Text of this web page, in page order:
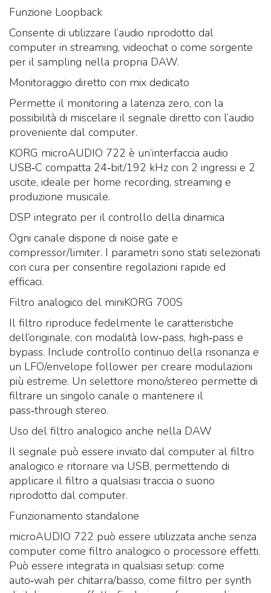
Funzione Loopback
Consente di utilizzare l’audio riprodotto dal
computer in streaming, videochat o come sorgente
per il sampling nella propria DAW.
Monitoraggio diretto con mix dedicato
Permette il monitoring a latenza zero, con la
possibilità di miscelare il segnale diretto con l’audio
proveniente dal computer.
KORG microAUDIO 722 è un’interfaccia audio
USB‑C compatta 24‑bit/192 kHz con 2 ingressi e 2
uscite, ideale per home recording, streaming e
produzione musicale.
DSP integrato per il controllo della dinamica
Ogni canale dispone di noise gate e
compressor/limiter. I parametri sono stati selezionati
con cura per consentire regolazioni rapide ed
efficaci.
Filtro analogico del miniKORG 700S
Il filtro riproduce fedelmente le caratteristiche
dell’originale, con modalità low‑pass, high‑pass e
bypass. Include controllo continuo della risonanza e
un LFO/envelope follower per creare modulazioni
più estreme. Un selettore mono/stereo permette di
filtrare un singolo canale o mantenere il
pass‑through stereo.
Uso del filtro analogico anche nella DAW
Il segnale può essere inviato dal computer al filtro
analogico e ritornare via USB, permettendo di
applicare il filtro a qualsiasi traccia o suono
riprodotto dal computer.
Funzionamento standalone
microAUDIO 722 può essere utilizzata anche senza
computer come filtro analogico o processore effetti.
Può essere integrata in qualsiasi setup: come
auto‑wah per chitarra/basso, come filtro per synth